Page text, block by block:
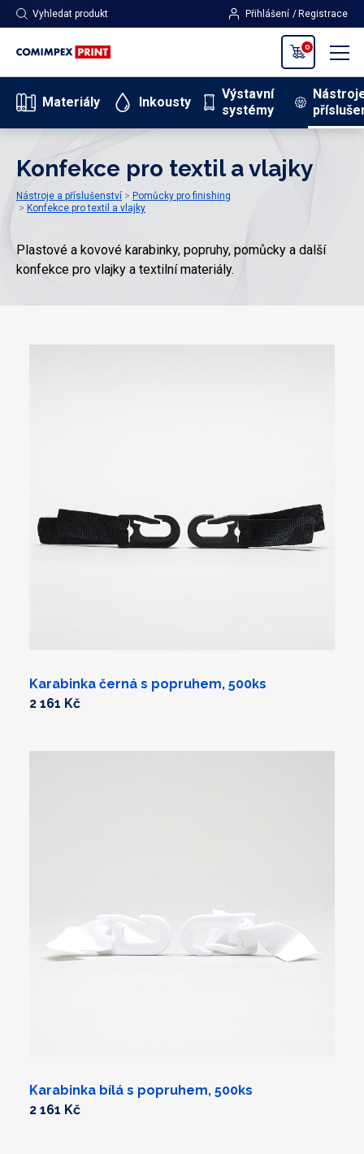
Vyhledat produkt Přihlášení Registrace
0
Materiály Inkousty
Výstavní
systémy
Konfekce pro textil a vlajky
Nástroje a příslušenství
Pomůcky pro finishing
Konfekce pro textil a vlajky
Plastové a kovové karabinky, popruhy, pomůcky a další
konfekce pro vlajky a textilní materiály.
Karabinka černá s popruhem, 500ks
2 161 Kč
Karabinka bílá s popruhem, 500ks
2 161 Kč